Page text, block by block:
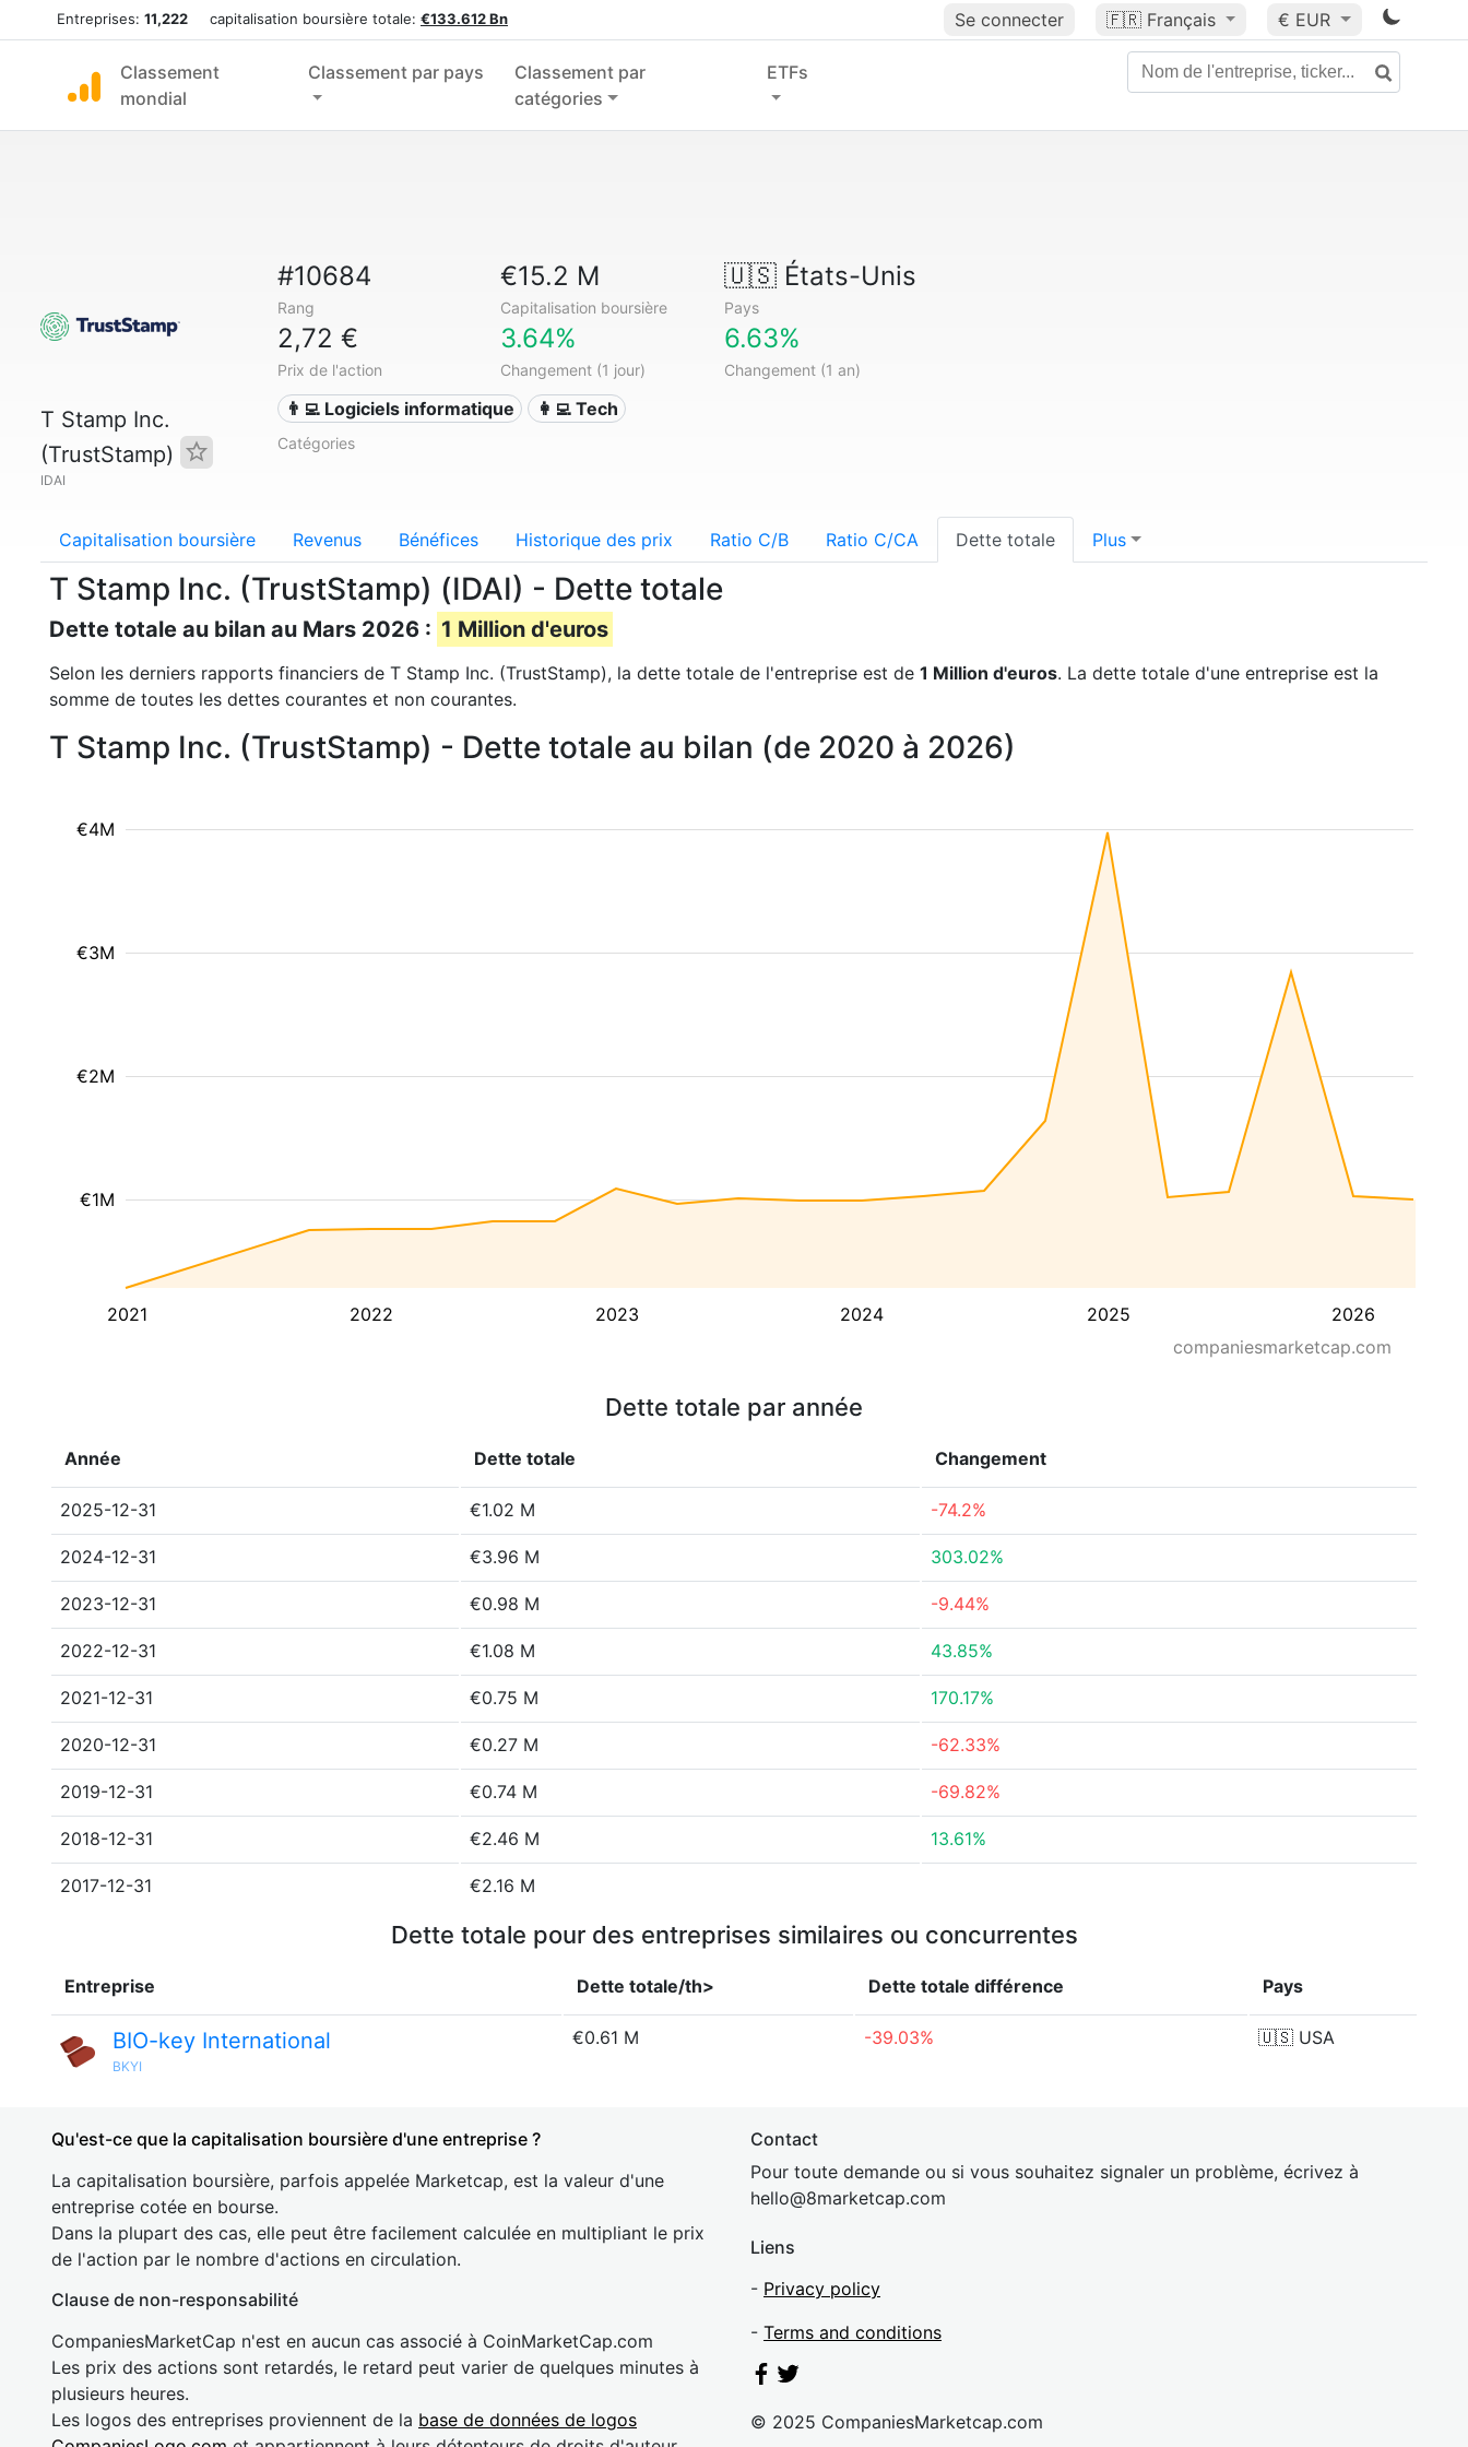
Entreprises: 11,222 capitalisation boursière totale: €133.612 Bn Se connecter 🇫🇷 Français € EUR
Classement
mondial
Classement par pays
Classement par
catégories
ETFs
T Stamp Inc.
(TrustStamp)
IDAI
#10684
Rang
€15.2 M
Capitalisation boursière
🇺🇸États-Unis
Pays
2,72 €
Prix de l'action
3.64%
Changement (1 jour)
6.63%
Changement (1 an)
👨‍💻 Logiciels informatique 👩‍💻 Tech
Catégories
Capitalisation boursière Revenus Bénéfices Historique des prix Ratio C/B Ratio C/CA Dette totale Plus
T Stamp Inc. (TrustStamp) (IDAI) - Dette totale
Dette totale au bilan au Mars 2026 : 1 Million d'euros
Selon les derniers rapports financiers de T Stamp Inc. (TrustStamp), la dette totale de l'entreprise est de 1 Million d'euros. La dette totale d'une entreprise est la
somme de toutes les dettes courantes et non courantes.
T Stamp Inc. (TrustStamp) - Dette totale au bilan (de 2020 à 2026)
2021 2022 2023 2024 2025 2026
€1M
€2M
€3M
€4M
companiesmarketcap.com
Dette totale par année
Année Dette totale Changement
2025-12-31 €1.02 M -74.2%
2024-12-31 €3.96 M 303.02%
2023-12-31 €0.98 M -9.44%
2022-12-31 €1.08 M 43.85%
2021-12-31 €0.75 M 170.17%
2020-12-31 €0.27 M -62.33%
2019-12-31 €0.74 M -69.82%
2018-12-31 €2.46 M 13.61%
2017-12-31 €2.16 M
Dette totale pour des entreprises similaires ou concurrentes
Entreprise Dette totale/th> Dette totale différence Pays
BIO-key International
BKYI
€0.61 M -39.03% 🇺🇸 USA
Qu'est-ce que la capitalisation boursière d'une entreprise ?
La capitalisation boursière, parfois appelée Marketcap, est la valeur d'une
entreprise cotée en bourse.
Dans la plupart des cas, elle peut être facilement calculée en multipliant le prix
de l'action par le nombre d'actions en circulation.
Clause de non-responsabilité
CompaniesMarketCap n'est en aucun cas associé à CoinMarketCap.com
Les prix des actions sont retardés, le retard peut varier de quelques minutes à
plusieurs heures.
Les logos des entreprises proviennent de la base de données de logos
Contact
Pour toute demande ou si vous souhaitez signaler un problème, écrivez à
hello@8marketcap.com
Liens
- Privacy policy
- Terms and conditions
© 2025 CompaniesMarketcap.com